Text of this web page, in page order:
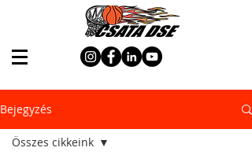
Bejegyzés
Összes cikkeink